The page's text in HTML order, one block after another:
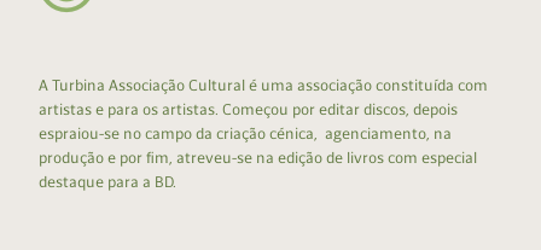
A Turbina Associação Cultural é uma associação constituída com
artistas e para os artistas. Começou por editar discos, depois
espraiou-se no campo da criação cénica, agenciamento, na
produção e por fim, atreveu-se na edição de livros com especial
destaque para a BD.